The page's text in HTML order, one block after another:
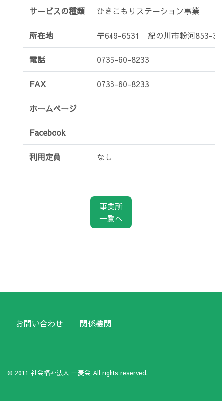
サービスの種類 ひきこもりステーション事業
所在地 〒649-6531 紀の川市粉河853-3
電話 0736-60-8233
FAX 0736-60-8233
ホームページ
Facebook
利用定員 なし
事業所
一覧へ
お問い合わせ 関係機関
© 2011 社会福祉法人 一麦会 All rights reserved.